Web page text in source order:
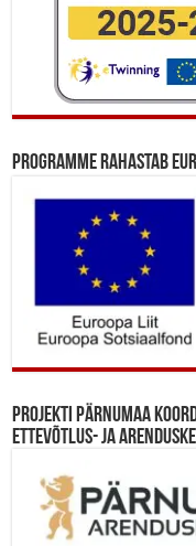
Programme rahastab
Projekti Pärnumaa
Ettevõtlus- ja